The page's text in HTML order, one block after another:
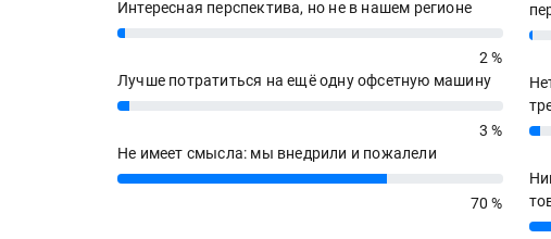
Интересная перспектива, но не в нашем регионе
2%
2 %
Лучше потратиться на ещё одну офсетную машину
3%
3 %
Не имеет смысла: мы внедрили и пожалели
70%
70 %
1%
3%